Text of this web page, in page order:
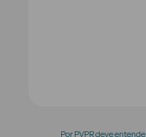
Por PVPR deve